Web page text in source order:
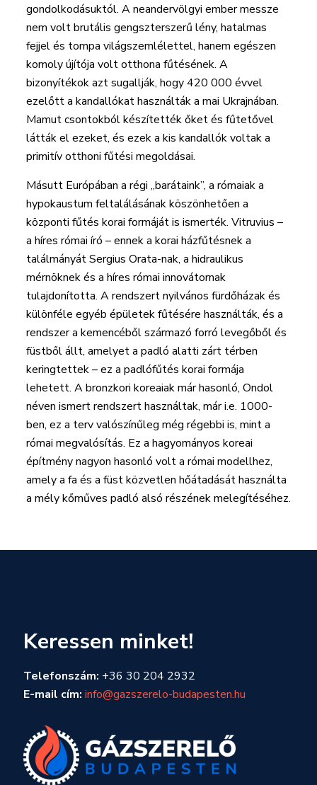
gondolkodásuktól. A neandervölgyi ember messze
nem volt brutális gengszterszerű lény, hatalmas
fejjel és tompa világszemlélettel, hanem egészen
komoly újítója volt otthona fűtésének. A
bizonyítékok azt sugallják, hogy 420 000 évvel
ezelőtt a kandallókat használták a mai Ukrajnában.
Mamut csontokból készítették őket és fűtetővel
látták el ezeket, és ezek a kis kandallók voltak a
primitív otthoni fűtési megoldásai.
Másutt Európában a régi „barátaink”, a rómaiak a
hypokaustum feltalálásának köszönhetően a
központi fűtés korai formáját is ismerték. Vitruvius –
a híres római író – ennek a korai házfűtésnek a
találmányát Sergius Orata-nak, a hidraulikus
mérnöknek és a híres római innovátornak
tulajdonította. A rendszert nyilvános fürdőházak és
különféle egyéb épületek fűtésére használták, és a
rendszer a kemencéből származó forró levegőből és
füstből állt, amelyet a padló alatti zárt térben
keringtettek – ez a padlófűtés korai formája
lehetett. A bronzkori koreaiak már hasonló, Ondol
néven ismert rendszert használtak, már i.e. 1000-
ben, ez a terv valószínűleg még régebbi is, mint a
római megvalósítás. Ez a hagyományos koreai
építmény nagyon hasonló volt a római modellhez,
amely a fa és a füst közvetlen hőátadását használta
a mély kőműves padló alsó részének melegítéséhez.
Keressen minket!
Telefonszám: +36 30 204 2932
E-mail cím: info@gazszerelo-budapesten.hu